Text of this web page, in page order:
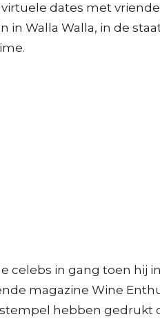
dates met
Walla Walla, in de
in gang toen hij
magazine Wine
hebben gedrukt